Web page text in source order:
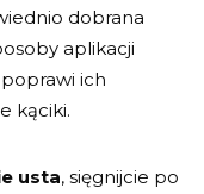
dobrana
aplikacji
ich
kąciki.
usta, sięgnijcie po